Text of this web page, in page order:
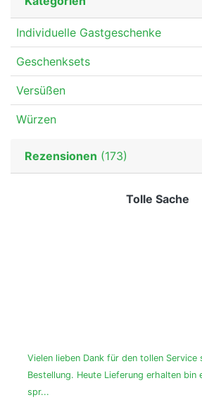
Individuelle Gastgeschenke
Geschenksets
Versüßen
Würzen
Rezensionen (173)
Tolle Sache
Vielen lieben Dank für den tollen
Bestellung. Heute Lieferung erhalten bin
spr...